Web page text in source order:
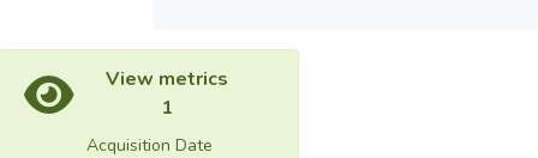
View metrics
1
Acquisition Date